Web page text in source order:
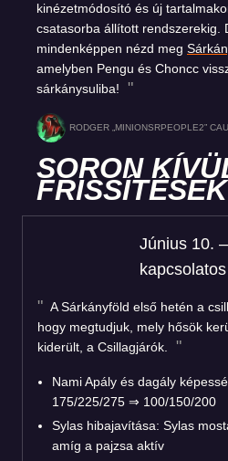
kinézetmódosító és új
csatasorba állított rendszerekig.
mindenképpen nézd meg
amelyben Pengu és Choncc
sárkánysuliba!
RODGER „MINIONSRPEOPLE2”
SORON
FRISSÍTÉSEK
Június 10.
A Sárkányföld első hetén a
hogy megtudjuk, mely hősök
kiderült, a Csillagjárók.
Nami Apály és dagály
175/225/275 ⇒ 100/150/200
Sylas hibajavítása: Sylas
amíg a pajzsa aktív